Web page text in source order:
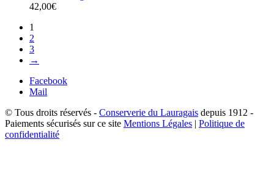
42,00€
1
2
3
→
Facebook
Mail
© Tous droits réservés - Conserverie du Lauragais depuis 1912 -
Paiements sécurisés sur ce site Mentions Légales | Politique de
confidentialité